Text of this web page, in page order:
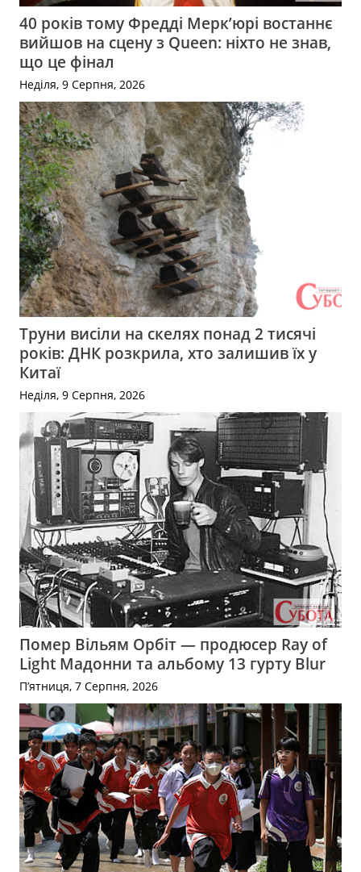
40 років тому Фредді Мерк’юрі востаннє
вийшов на сцену з Queen: ніхто не знав,
що це фінал
Неділя, 9 Серпня, 2026
Труни висіли на скелях понад 2 тисячі
років: ДНК розкрила, хто залишив їх у
Китаї
Неділя, 9 Серпня, 2026
Помер Вільям Орбіт — продюсер Ray of
Light Мадонни та альбому 13 гурту Blur
П’ятниця, 7 Серпня, 2026